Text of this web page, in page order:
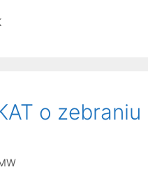
o